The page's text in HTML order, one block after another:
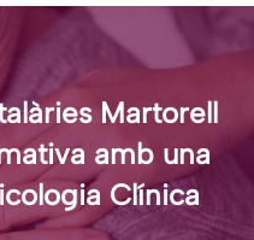
Martorell
amb una
Clínica